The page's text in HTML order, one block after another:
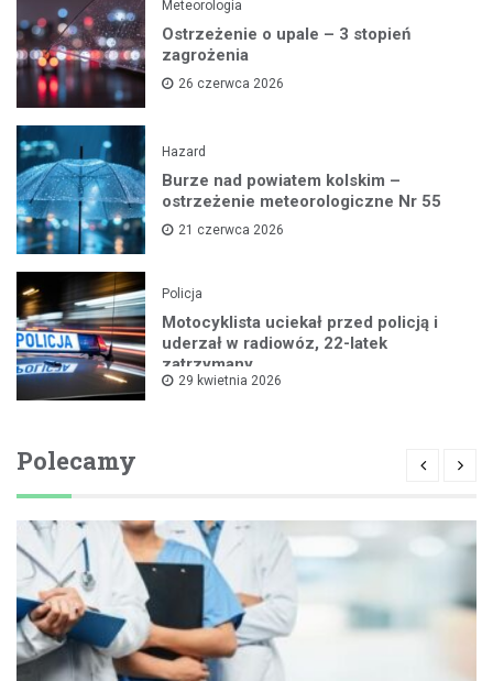
Meteorologia
Ostrzeżenie o upale – 3 stopień
zagrożenia
26 czerwca 2026
Hazard
Burze nad powiatem kolskim –
ostrzeżenie meteorologiczne Nr 55
21 czerwca 2026
Policja
Motocyklista uciekał przed policją i
uderzał w radiowóz, 22-latek
zatrzymany
29 kwietnia 2026
Polecamy